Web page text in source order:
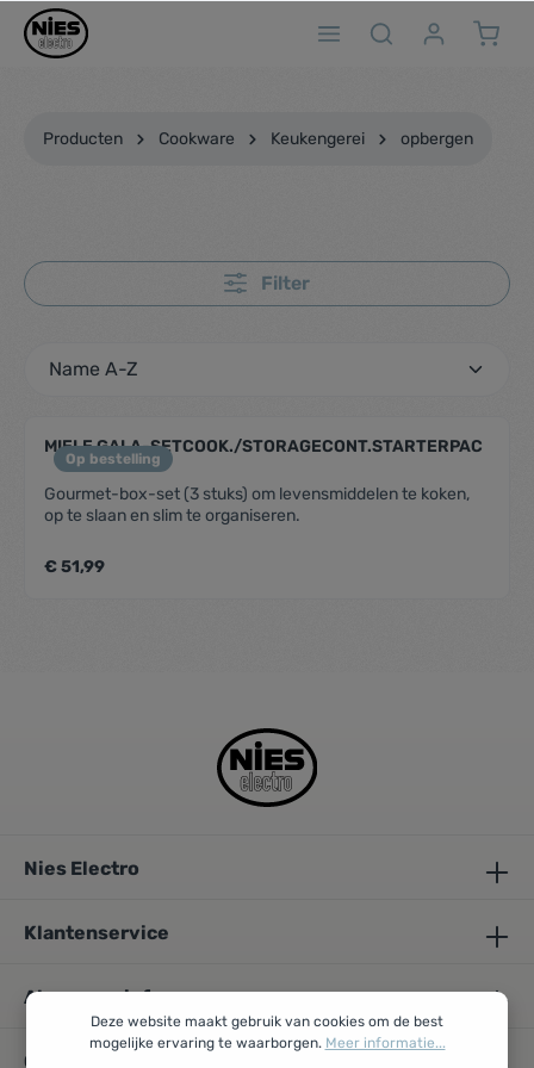
Producten Cookware Keukengerei opbergen
Filter
Op bestelling
MIELE GALA-SETCOOK./STORAGECONT.STARTERPAC
Gourmet-box-set (3 stuks) om levensmiddelen te koken,
op te slaan en slim te organiseren.
€ 51,99
Nies Electro
Klantenservice
Algemene info
Openingsuren
Deze website maakt gebruik van cookies om de best
mogelijke ervaring te waarborgen. Meer informatie...